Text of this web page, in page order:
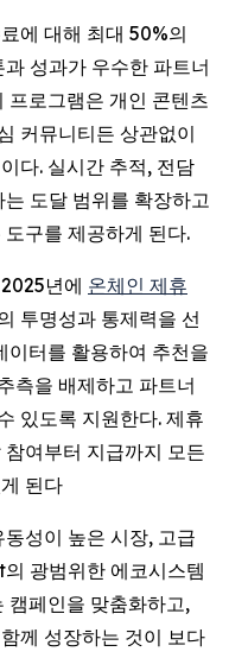
에 대해 최대 50%의
성과가 우수한 파트너
프로그램은 개인 콘텐츠
커뮤니티든 상관없이
다. 실시간 추적, 전담
도달 범위를 확장하고
구를 제공하게 된다.
년에 온체인 제휴
투명성과 통제력을 선
이터를 활용하여 추천을
측을 배제하고 파트너
있도록 지원한다. 제휴
여부터 지급까지 모든
된다
성이 높은 시장, 고급
광범위한 에코시스템
캠페인을 맞춤화하고,
께 성장하는 것이 보다